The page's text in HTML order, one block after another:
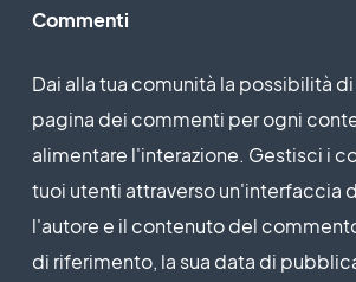
Commenti
Dai alla tua comunità la possibilità
pagina dei commenti per ogni
alimentare l'interazione. Gestisci i
tuoi utenti attraverso un'interfaccia
l'autore e il contenuto del
di riferimento, la sua data di